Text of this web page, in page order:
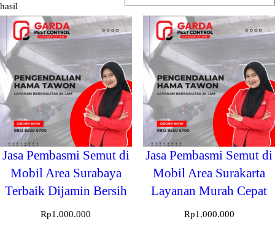
hasil
Jasa Pembasmi Semut di
Mobil Area Surabaya
Terbaik Dijamin Bersih
Rp1.000.000
Jasa Pembasmi Semut di
Mobil Area Surakarta
Layanan Murah Cepat
Rp1.000.000